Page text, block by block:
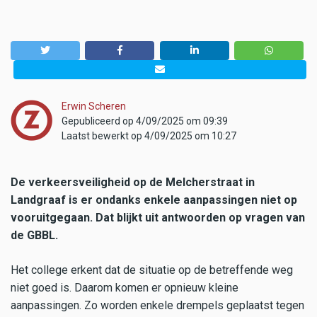
Erwin Scheren
Gepubliceerd op 4/09/2025 om 09:39
Laatst bewerkt op 4/09/2025 om 10:27
De verkeersveiligheid op de Melcherstraat in
Landgraaf is er ondanks enkele aanpassingen niet op
vooruitgegaan. Dat blijkt uit antwoorden op vragen van
de GBBL.
Het college erkent dat de situatie op de betreffende weg
niet goed is. Daarom komen er opnieuw kleine
aanpassingen. Zo worden enkele drempels geplaatst tegen